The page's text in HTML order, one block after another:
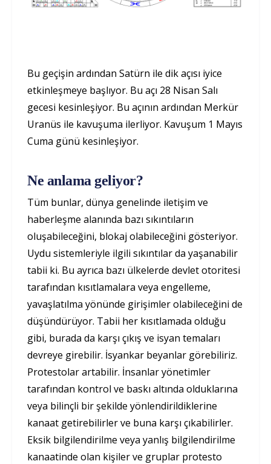
Bu geçişin ardından Satürn ile dik açısı iyice
etkinleşmeye başlıyor. Bu açı 28 Nisan Salı
gecesi kesinleşiyor. Bu açının ardından Merkür
Uranüs ile kavuşuma ilerliyor. Kavuşum 1 Mayıs
Cuma günü kesinleşiyor.
Ne anlama geliyor?
Tüm bunlar, dünya genelinde iletişim ve
haberleşme alanında bazı sıkıntıların
oluşabileceğini, blokaj olabileceğini gösteriyor.
Uydu sistemleriyle ilgili sıkıntılar da yaşanabilir
tabii ki. Bu ayrıca bazı ülkelerde devlet otoritesi
tarafından kısıtlamalara veya engelleme,
yavaşlatılma yönünde girişimler olabileceğini de
düşündürüyor. Tabii her kısıtlamada olduğu
gibi, burada da karşı çıkış ve isyan temaları
devreye girebilir. İsyankar beyanlar görebiliriz.
Protestolar artabilir. İnsanlar yönetimler
tarafından kontrol ve baskı altında olduklarına
veya bilinçli bir şekilde yönlendirildiklerine
kanaat getirebilirler ve buna karşı çıkabilirler.
Eksik bilgilendirilme veya yanlış bilgilendirilme
kanaatinde olan kişiler ve gruplar protesto